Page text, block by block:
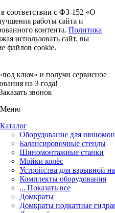
соответствии с ФЗ-152 «О
работы сайта и
контента. Политика
использовать сайт, вы
файлов cookie.
ключ» и получи сервисное
на 3 года!
звонок
Меню
Каталог
Оборудование для
Балансировочные стенды
Шиномонтажные станки
Мойки колёс
Устройства для взрывной
Комплекты оборудования
... Показать все
Домкраты
Домкраты подкатные